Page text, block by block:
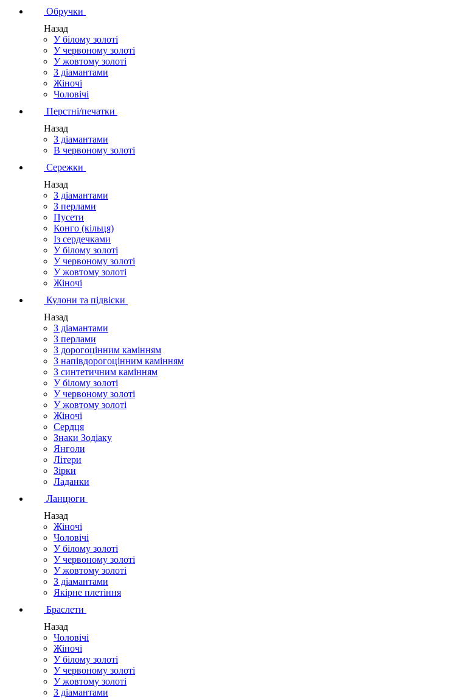
Обручки
Назад
У білому золоті
У червоному золоті
У жовтому золоті
З діамантами
Жіночі
Чоловічі
Перстні/печатки
Назад
З діамантами
В червоному золоті
Сережки
Назад
З діамантами
З перлами
Пусети
Конго (кільця)
Із сердечками
У білому золоті
У червоному золоті
У жовтому золоті
Жіночі
Кулони та підвіски
Назад
З діамантами
З перлами
З дорогоцінним камінням
З напівдорогоцінним камінням
З синтетичним камінням
У білому золоті
У червоному золоті
У жовтому золоті
Жіночі
Сердця
Знаки Зодіаку
Янголи
Літери
Зірки
Ладанки
Ланцюги
Назад
Жіночі
Чоловічі
У білому золоті
У червоному золоті
У жовтому золоті
З діамантами
Якірне плетіння
Браслети
Назад
Чоловічі
Жіночі
У білому золоті
У червоному золоті
У жовтому золоті
З діамантами